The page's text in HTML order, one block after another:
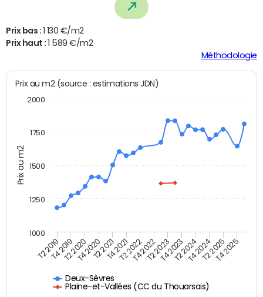
Prix bas : 1 130 €/m2
Prix haut :1 589 €/m2
Méthodologie
Prix au m2
Prix au m2 (source : estimations JDN)
Deux-Sèvres
Plaine-et-Vallées (CC du Thouarsais)
T2 2019T4 2019T2 2020T4 2020T2 2021T4 2021T2 2022T4 2022T2 2023T4 2023T2 2024T4 2024T2 2025T4 2025
1000
2000
1250
1500
1750